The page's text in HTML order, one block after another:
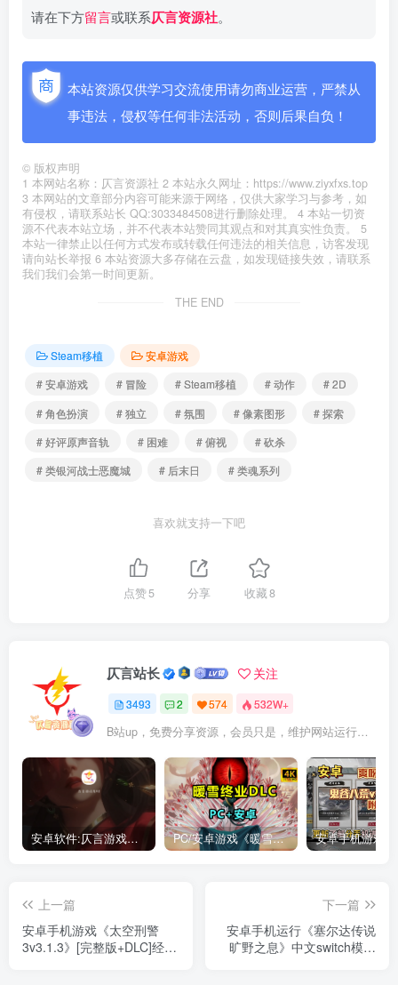
请在下方留言或联系仄言资源社。
本站资源仅供学习交流使用请勿商业运营，严禁从
事违法，侵权等任何非法活动，否则后果自负！
© 版权声明
1 本网站名称：仄言资源社 2 本站永久网址：https://www.ziyxfxs.top
3 本网站的文章部分内容可能来源于网络，仅供大家学习与参考，如
有侵权，请联系站长 QQ:3033484508进行删除处理。 4 本站一切资
源不代表本站立场，并不代表本站赞同其观点和对其真实性负责。 5
本站一律禁止以任何方式发布或转载任何违法的相关信息，访客发现
请向站长举报 6 本站资源大多存储在云盘，如发现链接失效，请联系
我们我们会第一时间更新。
THE END
Steam移植
安卓游戏
# 安卓游戏
# 冒险 # Steam移植 # 动作
# 2D
# 角色扮演
# 独立 # 氛围 # 像素图形
# 探索
# 好评原声音轨
# 困难 # 俯视
# 砍杀
# 类银河战士恶魔城
# 后末日 # 类魂系列
喜欢就支持一下吧
点赞5 分享 收藏8
仄言站长 关注
3493 2 574 532W+
B站up，免费分享资源，会员只是，维护网站运行，会员权利为可以支持本地下载，更多内容，敬请期待！
安卓软件:仄言游戏库4.0APP全新上架了！没有下的赶紧下载呀！ PC/安卓游戏《暖雪最新v3.1.0.1》终业DLC整合版！
上一篇
安卓手机游戏《太空刑警
3v3.1.3》[完整版+DLC]经典
下一篇
安卓手机运行《塞尔达传说
旷野之息》中文switch模拟